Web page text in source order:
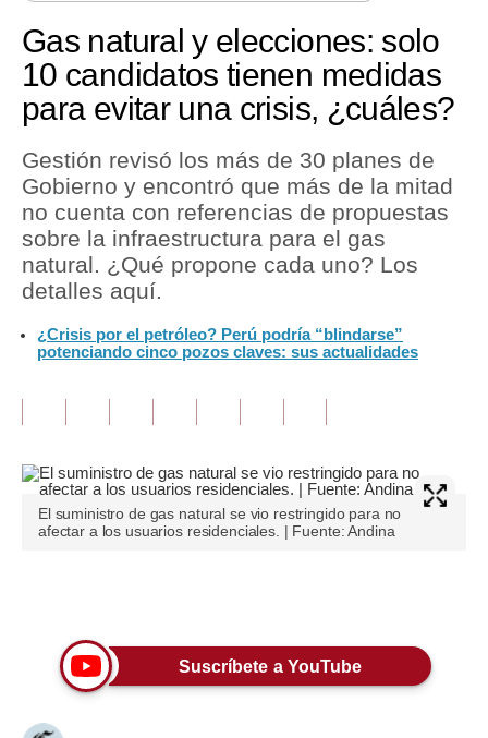
Perú
Política
Finanzas Personales
Inmobiliarias
Plus G
Editorial
Tendencias
Lujo
Estilos
Gas natural y elecciones: solo
10 candidatos tienen medidas
para evitar una crisis, ¿cuáles?
Gestión revisó los más de 30 planes de
Gobierno y encontró que más de la mitad
no cuenta con referencias de propuestas
sobre la infraestructura para el gas
natural. ¿Qué propone cada uno? Los
detalles aquí.
¿Crisis por el petróleo? Perú podría “blindarse”
potenciando cinco pozos claves: sus actualidades
El suministro de gas natural se vio restringido para no
afectar a los usuarios residenciales. | Fuente: Andina
Suscríbete a YouTube